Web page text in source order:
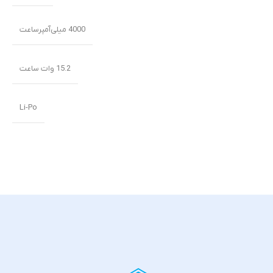
4000 میلی‌‌‌آمپرساعت
15.2 وات ساعت
Li-Po